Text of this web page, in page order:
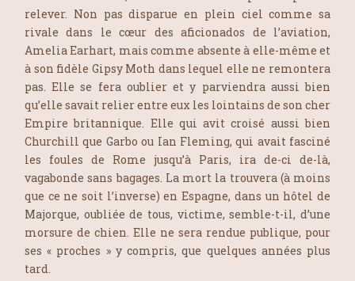
relever. Non pas disparue en plein ciel comme sa
rivale dans le cœur des aficionados de l’aviation,
Amelia Earhart, mais comme absente à elle-même et
à son fidèle Gipsy Moth dans lequel elle ne remontera
pas. Elle se fera oublier et y parviendra aussi bien
qu’elle savait relier entre eux les lointains de son cher
Empire britannique. Elle qui avit croisé aussi bien
Churchill que Garbo ou Ian Fleming, qui avait fasciné
les foules de Rome jusqu’à Paris, ira de-ci de-là,
vagabonde sans bagages. La mort la trouvera (à moins
que ce ne soit l’inverse) en Espagne, dans un hôtel de
Majorque, oubliée de tous, victime, semble-t-il, d’une
morsure de chien. Elle ne sera rendue publique, pour
ses « proches » y compris, que quelques années plus
tard.